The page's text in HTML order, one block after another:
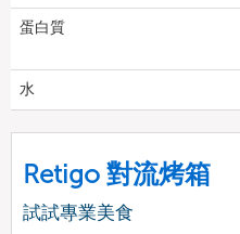
蛋白質
水
Retigo 對流烤箱
試試專業美食